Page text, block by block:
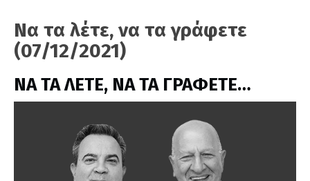
Να τα λέτε, να τα γράφετε
(07/12/2021)
ΝΑ ΤΑ ΛΕΤΕ, ΝΑ ΤΑ ΓΡΑΦΕΤΕ…